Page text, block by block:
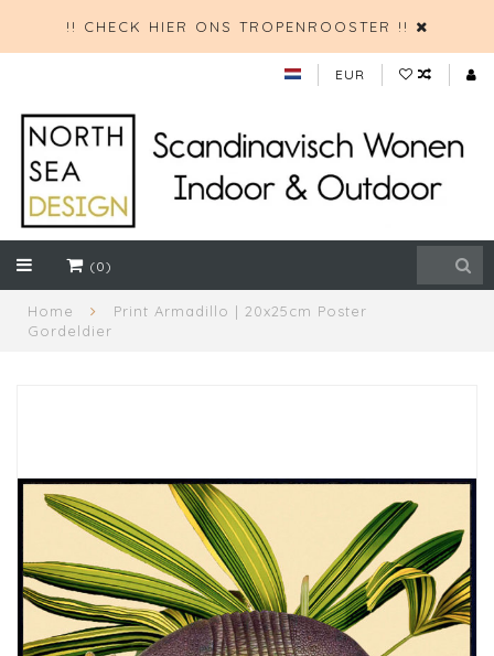
!! CHECK HIER ONS TROPENROOSTER !!
EUR
(0)
Home
Print Armadillo | 20x25cm Poster
Gordeldier